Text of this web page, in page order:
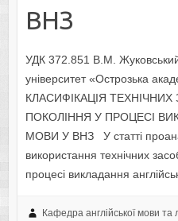
ВНЗ
УДК 372.851 В.М.
університет «Острозька
КЛАСИФІКАЦІЯ
ПОКОЛІННЯ У ПРОЦЕСІ
МОВИ У ВНЗ У статті
використання технічних
процесі викладання
Кафедра англійської мови та